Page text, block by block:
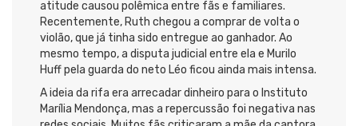
atitude causou polêmica entre fãs e familiares.
Recentemente, Ruth chegou a comprar de volta o
violão, que já tinha sido entregue ao ganhador. Ao
mesmo tempo, a disputa judicial entre ela e Murilo
Huff pela guarda do neto Léo ficou ainda mais intensa.
A ideia da rifa era arrecadar dinheiro para o Instituto
Marília Mendonça, mas a repercussão foi negativa nas